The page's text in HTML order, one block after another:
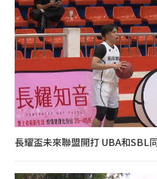
長耀盃未來聯盟開打 UBA和SBL